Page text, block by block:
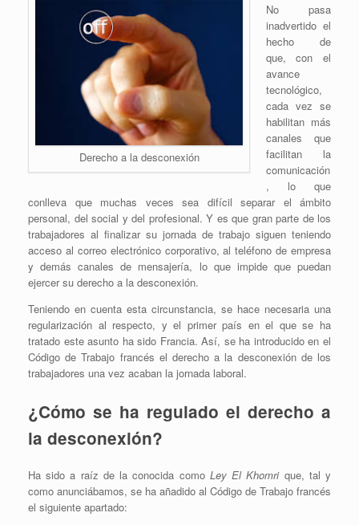
Derecho a la desconexión
No pasa
inadvertido el
hecho de
que, con el
avance
tecnológico,
cada vez se
habilitan más
canales que
facilitan la
comunicación
, lo que
conlleva que muchas veces sea difícil separar el ámbito
personal, del social y del profesional. Y es que gran parte de los
trabajadores al finalizar su jornada de trabajo siguen teniendo
acceso al correo electrónico corporativo, al teléfono de empresa
y demás canales de mensajería, lo que impide que puedan
ejercer su derecho a la desconexión.
Teniendo en cuenta esta circunstancia, se hace necesaria una
regularización al respecto, y el primer país en el que se ha
tratado este asunto ha sido Francia. Así, se ha introducido en el
Código de Trabajo francés el derecho a la desconexión de los
trabajadores una vez acaban la jornada laboral.
¿Cómo se ha regulado el derecho a
la desconexión?
Ha sido a raíz de la conocida como Ley El Khomrique, tal y
como anunciábamos, se ha añadido al Código de Trabajo francés
el siguiente apartado: